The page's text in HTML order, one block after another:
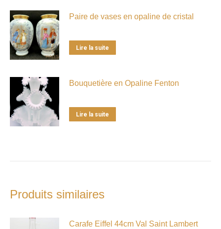
Paire de vases en opaline de cristal
Lire la suite
Bouquetière en Opaline Fenton
Lire la suite
Produits similaires
Carafe Eiffel 44cm Val Saint Lambert